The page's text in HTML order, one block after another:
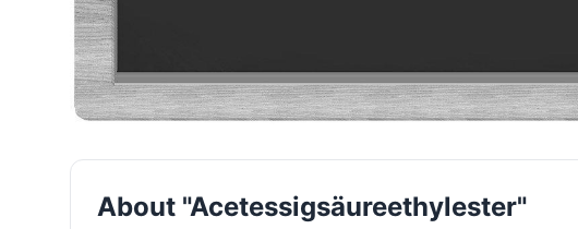
About "Acetessigsäureethylester"